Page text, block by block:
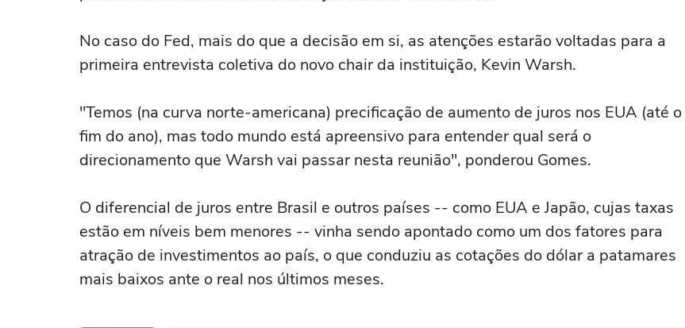
No caso do Fed, mais do que a decisão em si, as atenções estarão voltadas para a
primeira entrevista coletiva do novo chair da instituição, Kevin Warsh.
"Temos (na curva norte-americana) precificação de aumento de juros nos EUA (até o
fim do ano), mas todo mundo está apreensivo para entender qual será o
direcionamento que Warsh vai passar nesta reunião", ponderou Gomes.
O diferencial de juros entre Brasil e outros países -- como EUA e Japão, cujas taxas
estão em níveis bem menores -- vinha sendo apontado como um dos fatores para
atração de investimentos ao país, o que conduziu as cotações do dólar a patamares
mais baixos ante o real nos últimos meses.